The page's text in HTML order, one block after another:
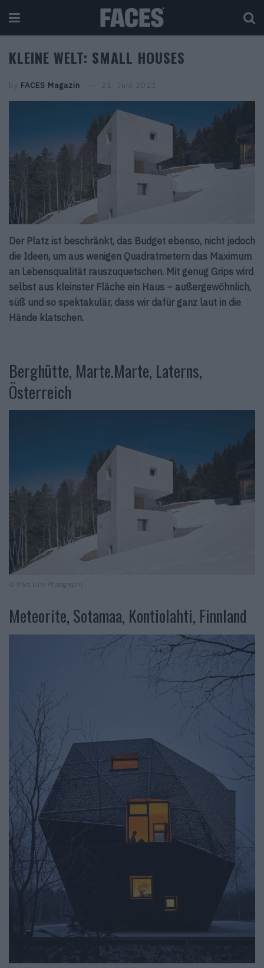
KLEINE WELT: SMALL HOUSES
by FACES Magazin 21. Juni 2023
Der Platz ist beschränkt, das Budget ebenso, nicht jedoch
die Ideen, um aus wenigen Quadratmetern das Maximum
an Lebensqualität rauszuquetschen. Mit genug Grips wird
selbst aus kleinster Fläche ein Haus – außergewöhnlich,
süß und so spektakulär, dass wir dafür ganz laut in die
Hände klatschen.
Berghütte, Marte.Marte, Laterns,
Österreich
© Marc Lins Photography
Meteorite, Sotamaa, Kontiolahti, Finnland